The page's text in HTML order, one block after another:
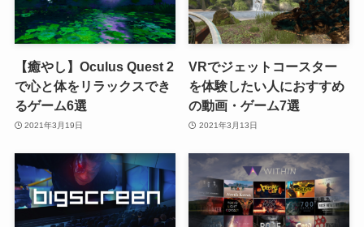
【癒やし】Oculus Quest 2
で心と体をリラックスでき
るゲーム6選
2021年3月19日
VRでジェットコースター
を体験したい人におすすめ
の動画・ゲーム7選
2021年3月13日